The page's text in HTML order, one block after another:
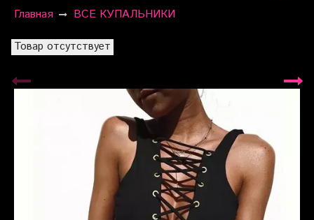
Главная ВСЕ КУПАЛЬНИКИ
Товар отсутствует